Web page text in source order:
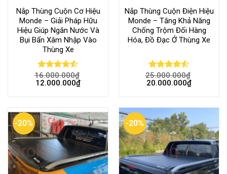
Nắp Thùng Cuộn Cơ Hiệu
Monde – Giải Pháp Hữu
Hiệu Giúp Ngăn Nước Và
Bụi Bẩn Xâm Nhập Vào
Thùng Xe
Rated
4.50out
16.000.000₫
12.000.000₫
Nắp Thùng Cuộn Điện Hiệu
Monde – Tăng Khả Năng
Chống Trộm Đối Hàng
Hóa, Đồ Đạc Ở Thùng Xe
Rated
4.50out
25.000.000₫
20.000.000₫
-20% -20%